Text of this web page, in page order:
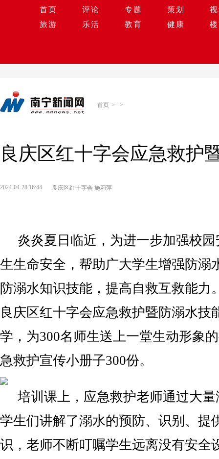
首页 评论 专题 策划
旅游
乐活 教育 健康
首页 > >
良庆区红十字会应急救护
2024-04-28 16:44 良庆区红十字会 施莉萍
炎炎夏日临近，为进一步加强校
生生命安全，帮助广大学生增强防溺
防溺水知识技能，提高自救互救能力
良庆区红十字会应急救护暨防溺水技
学，为300名师生送上一堂生动形象
急救护宣传小册子300份。
培训课上，应急救护老师通过大
学生们讲解了溺水的预防、识别、提
识，老师不断叮嘱学生远离没有安全